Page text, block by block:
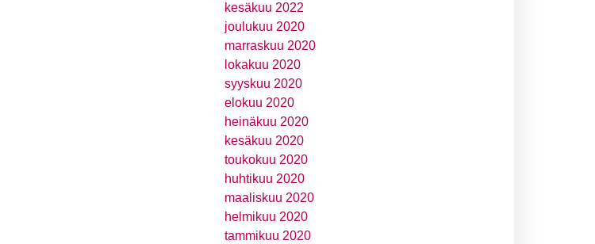
kesäkuu 2022
joulukuu 2020
marraskuu 2020
lokakuu 2020
syyskuu 2020
elokuu 2020
heinäkuu 2020
kesäkuu 2020
toukokuu 2020
huhtikuu 2020
maaliskuu 2020
helmikuu 2020
tammikuu 2020